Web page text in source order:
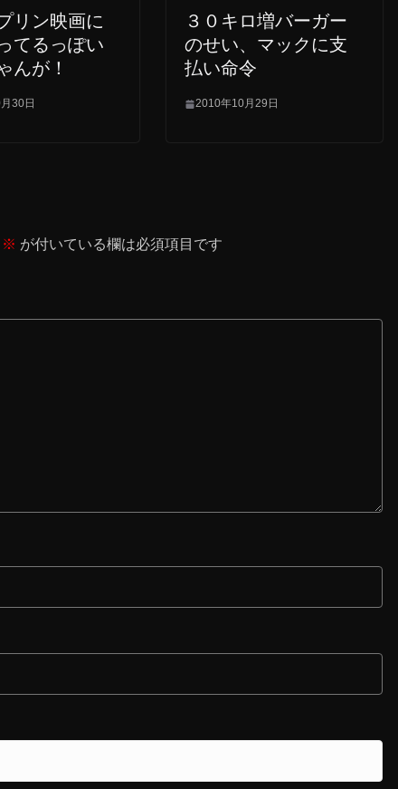
リン映画に
てるっぽい
んが！
30日
３０キロ増バーガー
のせい、マックに支
払い命令
2010年10月29日
※ が付いている欄は必須項目です